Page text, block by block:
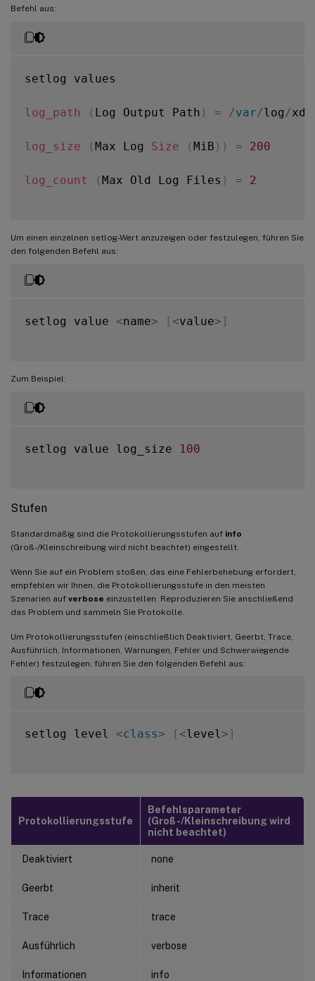
Befehl aus:
setlog values
log_path ( Log Output Path ) = /var/log /xdl
log_size (Max Log Size (MiB ) ) = 200
log_count (Max Old Log Files ) = 2
Um einen einzelnen setlog-Wert anzuzeigen oder festzulegen, führen Sie
den folgenden Befehl aus:
setlog value <name> [ <value> ]
Zum Beispiel:
setlog value log_size 100
Stufen
Standardmäßig sind die Protokollierungsstufen auf info
(Groß-/Kleinschreibung wird nicht beachtet) eingestellt.
Wenn Sie auf ein Problem stoßen, das eine Fehlerbehebung erfordert,
empfehlen wir Ihnen, die Protokollierungsstufe in den meisten
Szenarien auf verbose einzustellen. Reproduzieren Sie anschließend
das Problem und sammeln Sie Protokolle.
Um Protokollierungsstufen (einschließlich Deaktiviert, Geerbt, Trace,
Ausführlich, Informationen, Warnungen, Fehler und Schwerwiegende
Fehler) festzulegen, führen Sie den folgenden Befehl aus:
setlog level <class> [ <level > ]
Protokollierungsstufe
Befehlsparameter
(Groß-/Kleinschreibung wird
nicht beachtet)
Deaktiviert none
Geerbt inherit
Trace trace
Ausführlich verbose
Informationen info